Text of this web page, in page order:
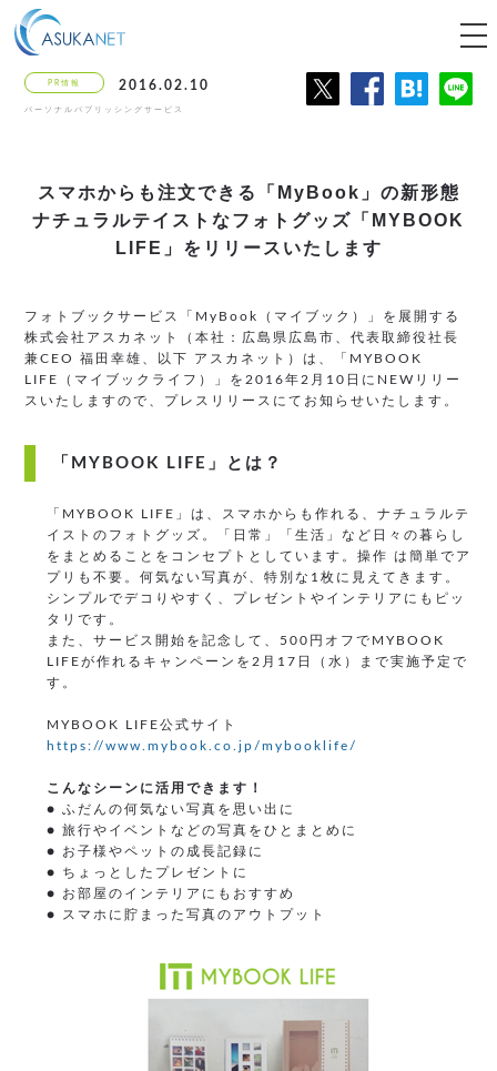
PR情報 2016.02.10
パーソナルパブリッシングサービス
スマホからも注文できる「MyBook」の新形態
ナチュラルテイストなフォトグッズ「MYBOOK
LIFE」をリリースいたします
フォトブックサービス「MyBook（マイブック）」を展開する
株式会社アスカネット（本社：広島県広島市、代表取締役社長
兼CEO 福田幸雄、以下 アスカネット）は、「MYBOOK
LIFE（マイブックライフ）」を2016年2月10日にNEWリリー
スいたしますので、プレスリリースにてお知らせいたします。
「MYBOOK LIFE」とは？
「MYBOOK LIFE」は、スマホからも作れる、ナチュラルテ
イストのフォトグッズ。「日常」「生活」など日々の暮らし
をまとめることをコンセプトとしています。操作 は簡単でア
プリも不要。何気ない写真が、特別な1枚に見えてきます。
シンプルでデコりやすく、プレゼントやインテリアにもピッ
タリです。
また、サービス開始を記念して、500円オフでMYBOOK
LIFEが作れるキャンペーンを2月17日（水）まで実施予定で
す。
MYBOOK LIFE公式サイト
https://www.mybook.co.jp/mybooklife/
こんなシーンに活用できます！
● ふだんの何気ない写真を思い出に
● 旅行やイベントなどの写真をひとまとめに
● お子様やペットの成長記録に
● ちょっとしたプレゼントに
● お部屋のインテリアにもおすすめ
● スマホに貯まった写真のアウトプット